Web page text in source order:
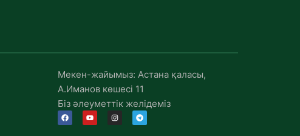
Мекен-жайымыз: Астана қаласы,
А.Иманов көшесі 11
Біз әлеуметтік желідеміз